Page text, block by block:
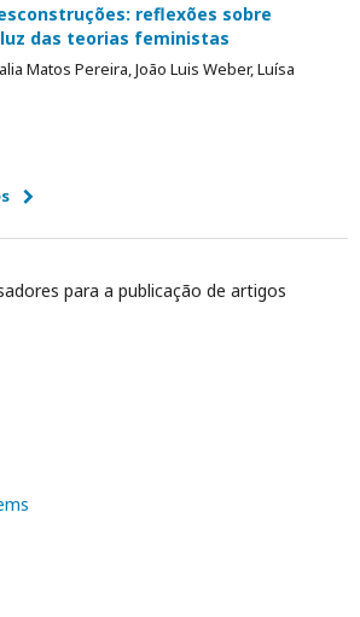
reflexões sobre
das teorias feministas
Matos Pereira, João Luis Weber, Luísa
para a publicação de artigos